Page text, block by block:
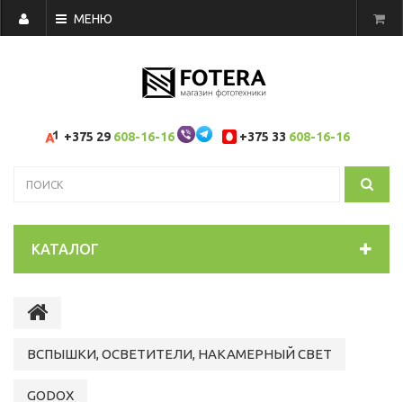
МЕНЮ
+375 29 608-16-16 +375 33 608-16-16
КАТАЛОГ
ВСПЫШКИ, ОСВЕТИТЕЛИ, НАКАМЕРНЫЙ СВЕТ
GODOX